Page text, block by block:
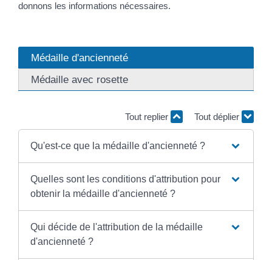
donnons les informations nécessaires.
Médaille d'ancienneté
Médaille avec rosette
Tout replier Tout déplier
Qu'est-ce que la médaille d'ancienneté ?
Quelles sont les conditions d'attribution pour
obtenir la médaille d'ancienneté ?
Qui décide de l'attribution de la médaille
d'ancienneté ?